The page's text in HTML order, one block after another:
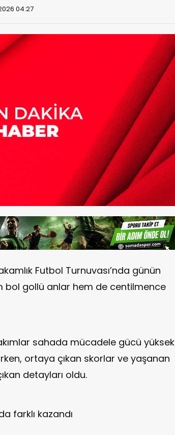
04:27
Futbol Turnuvası’nda günün
bol gollü anlar hem de centilmence
sahada mücadele gücü yüksek
ortaya çıkan skorlar ve yaşanan
detayları oldu.
farklı kazandı